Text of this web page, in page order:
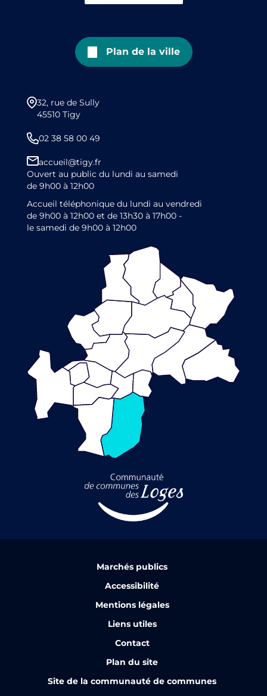
Plan de la ville
32, rue de Sully
45510 Tigy
02 38 58 00 49
accueil@tigy.fr
Ouvert au public du lundi au samedi
de 9h00 à 12h00
Accueil téléphonique du lundi au vendredi
de 9h00 à 12h00 et de 13h30 à 17h00 -
le samedi de 9h00 à 12h00
Marchés publics
Accessibilité
Mentions légales
Liens utiles
Contact
Plan du site
Site de la communauté de communes